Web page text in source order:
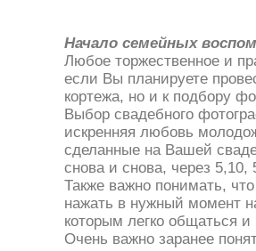
Начало семейных
Любое торжественное и
если Вы планируете
кортежа, но и к подбору
Выбор свадебного
искренняя любовь
сделанные на Вашей
снова и снова, через 5,10,
Также важно понимать,
нажать в нужный момент
которым легко общаться
Очень важно заранее